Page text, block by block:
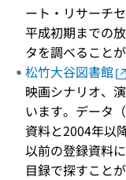
ート・リサーチ
平成初期までの
タを調べることが
松竹大谷図書館
映画シナリオ、
います。データ
資料と2004年以
以前の登録資料
目録で探すこと